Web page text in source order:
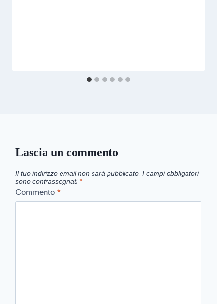
Lascia un commento
Il tuo indirizzo email non sarà pubblicato. I campi obbligatori
sono contrassegnati *
Commento *